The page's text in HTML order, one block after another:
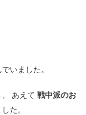
いました。
あえて 戦中派のお
た。